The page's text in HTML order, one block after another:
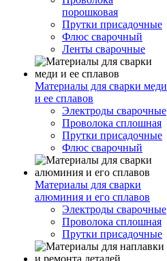
порошковая
Прутки присадочные
Флюс сварочный
Ленты сварочные
Материалы для сварки меди
и ее сплавов
Электроды сварочные
Проволока сплошная
Прутки присадочные
Флюс сварочный
Материалы для сварки
алюминия и его сплавов
Электроды сварочные
Проволока сплошная
Прутки присадочные